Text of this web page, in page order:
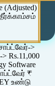
>
Rs.11,000
Software
₹
உண்டு